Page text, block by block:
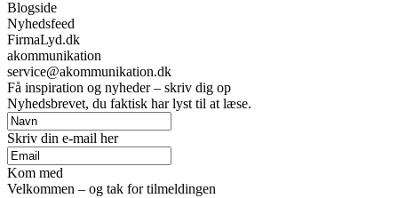
Blogside
Nyhedsfeed
FirmaLyd.dk
akommunikation
service@akommunikation.dk
Få inspiration og nyheder – skriv dig op
Nyhedsbrevet, du faktisk har lyst til at læse.
Skriv din e-mail her
Kom med
Velkommen – og tak for tilmeldingen